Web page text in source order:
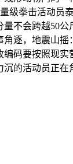
拳击活动员
不会跨越50
逐，地震山
码要按照现
的活动员正在